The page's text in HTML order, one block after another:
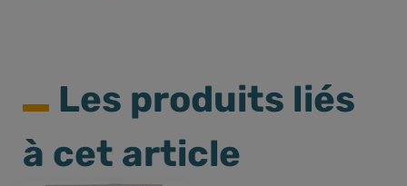
Les produits liés
à cet article